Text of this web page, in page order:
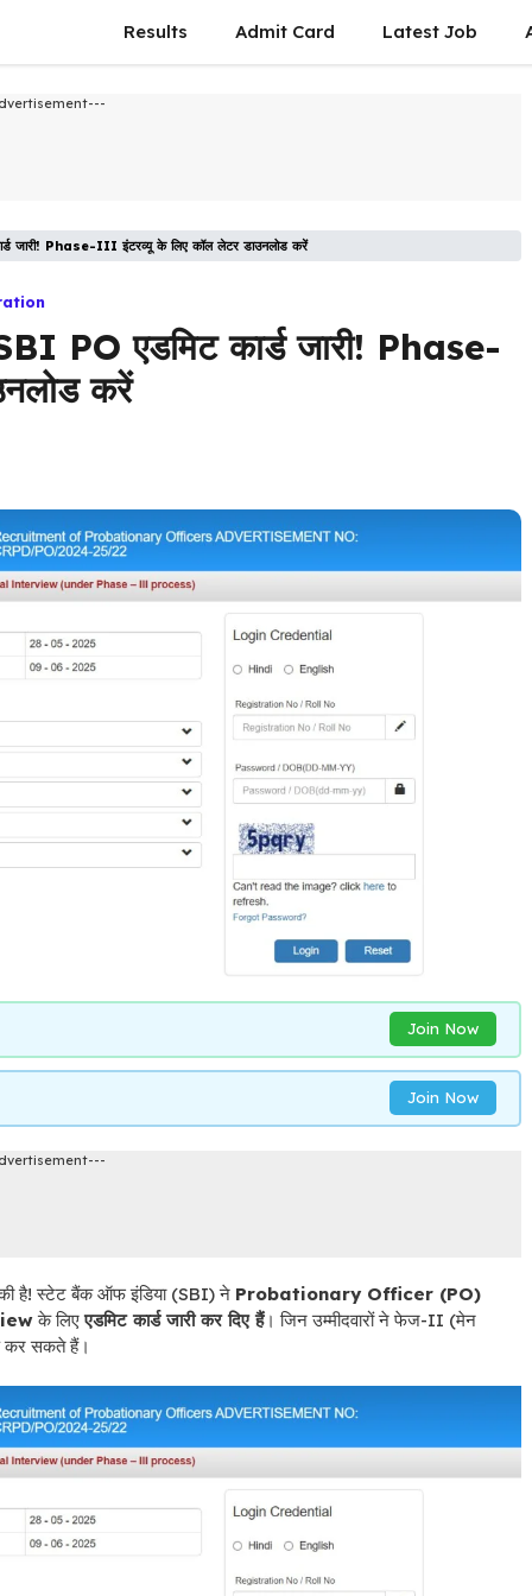
Results Admit Card Latest Job​
Phase-III इंटरव्यू के लिए कॉल लेटर डाउनलोड करें
PO एडमिट कार्ड जारी! Phase-
करें
Join Now
Join Now
है! स्टेट बैंक ऑफ इंडिया (SBI) ने Probationary Officer (PO)
के लिएएडमिट कार्ड जारी कर दिए हैं। जिन उम्मीदवारों ने फेज-II (मेन
कर सकते हैं।